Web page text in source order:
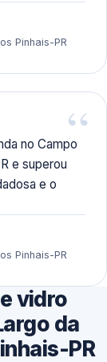
Pinhais-PR
no Campo
e superou
e o
Pinhais-PR
vidro
da
PR